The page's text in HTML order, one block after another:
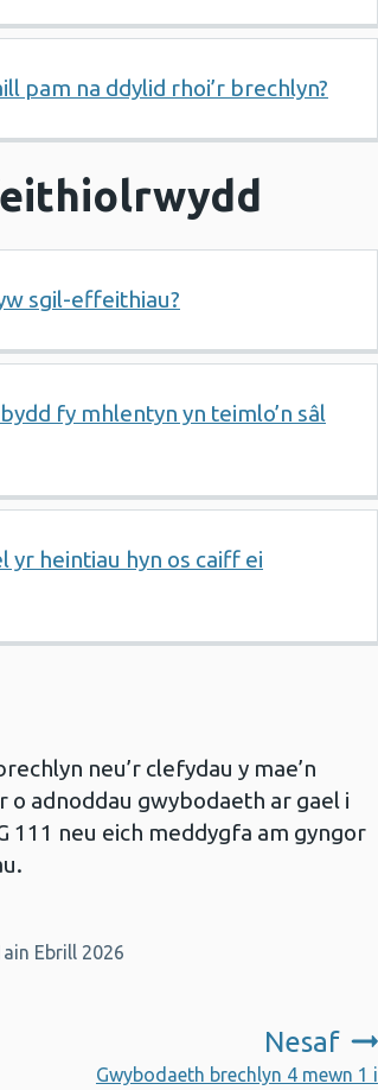
pam na ddylid rhoi’r brechlyn?
sgil-effeithiau?
fy mhlentyn yn teimlo’n sâl
yr heintiau hyn os caiff ei
neu’r clefydau y mae’n
adnoddau gwybodaeth ar gael i
111 neu eich meddygfa am gyngor
Ebrill 2026
Nesaf
Gwybodaeth brechlyn 4 mewn 1 i